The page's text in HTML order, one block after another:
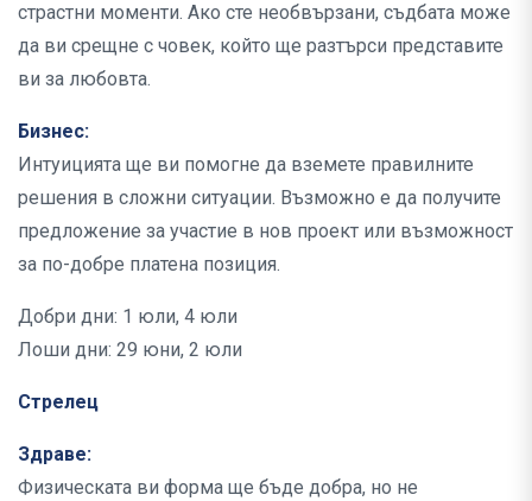
страстни моменти. Ако сте необвързани, съдбата може
да ви срещне с човек, който ще разтърси представите
ви за любовта.
Бизнес:
Интуицията ще ви помогне да вземете правилните
решения в сложни ситуации. Възможно е да получите
предложение за участие в нов проект или възможност
за по-добре платена позиция.
Добри дни: 1 юли, 4 юли
Лоши дни: 29 юни, 2 юли
Стрелец
Здраве:
Физическата ви форма ще бъде добра, но не